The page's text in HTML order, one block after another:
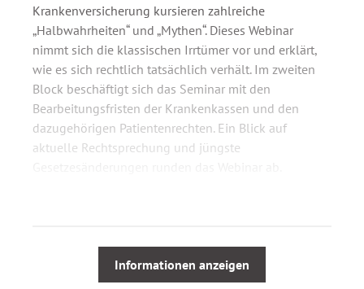
Krankenversicherung kursieren zahlreiche
„Halbwahrheiten“ und „Mythen“. Dieses Webinar
nimmt sich die klassischen Irrtümer vor und erklärt,
wie es sich rechtlich tatsächlich verhält. Im zweiten
Block beschäftigt sich das Seminar mit den
Bearbeitungsfristen der Krankenkassen und den
dazugehörigen Patientenrechten. Ein Blick auf
aktuelle Rechtsprechung und jüngste
Irrtümer bei Sachleistungen der
Krankenkassen – Arzneimittel, Heilmittel,
Informationen anzeigen